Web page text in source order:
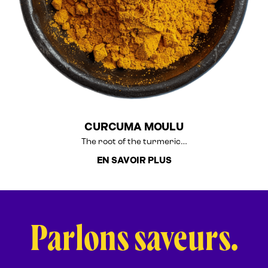
CURCUMA MOULU
The root of the turmeric…
EN SAVOIR PLUS
Parlons saveurs.